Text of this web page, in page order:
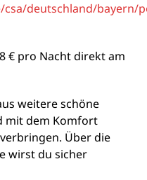
deutschland/bayern/
€ pro Nacht direkt am
weitere schöne
mit dem Komfort
Über die
wirst du sicher